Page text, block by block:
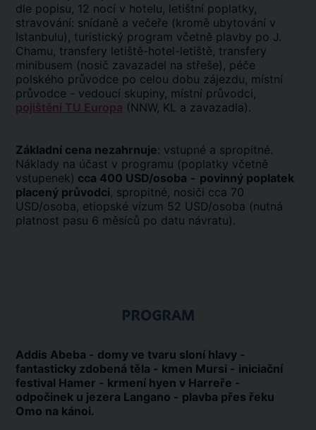
dle popisu, 12 nocí v hotelu, letištní poplatky,
stravování: snídaně a večeře (kromě ubytování v
Istanbulu), turistický program včetně plavby po J.
Chamu, transfery letiště-hotel-letiště, transfery
minibusem (nosič zavazadel na střeše), péče
polského průvodce po celou dobu zájezdu, místní
průvodce - vedoucí skupiny, místní průvodci,
pojištění TU Europa (NNW, KL a zavazadla).
Základní cena nezahrnuje: vstupné a spropitné.
Náklady na účast v programu (poplatky včetně
vstupenek) cca 400 USD/osoba - povinný poplatek
placený průvodci, spropitné, nosiči cca 70
USD/osoba, etiopské vízum 52 USD/osoba (nutná
platnost pasu 6 měsíců po datu návratu).
PROGRAM
Addis Abeba - domy ve tvaru sloní hlavy -
fantasticky zdobená těla - kmen Mursi - iniciační
festival Hamer - krmení hyen v Harreře -
odpočinek u jezera Langano - plavba přes řeku
Omo na kánoi.